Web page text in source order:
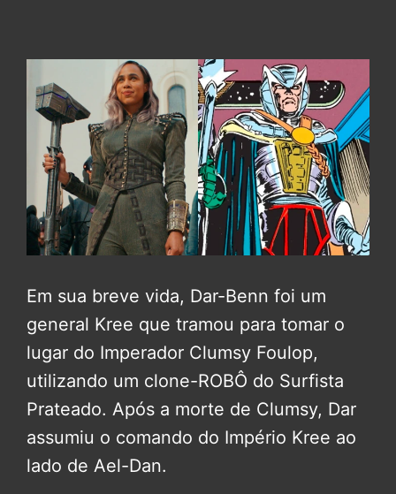
Em sua breve vida, Dar-Benn foi um
general Kree que tramou para tomar o
lugar do Imperador Clumsy Foulop,
utilizando um clone-ROBÔ do Surfista
Prateado. Após a morte de Clumsy, Dar
assumiu o comando do Império Kree ao
lado de Ael-Dan.